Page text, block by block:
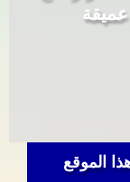
الموقع